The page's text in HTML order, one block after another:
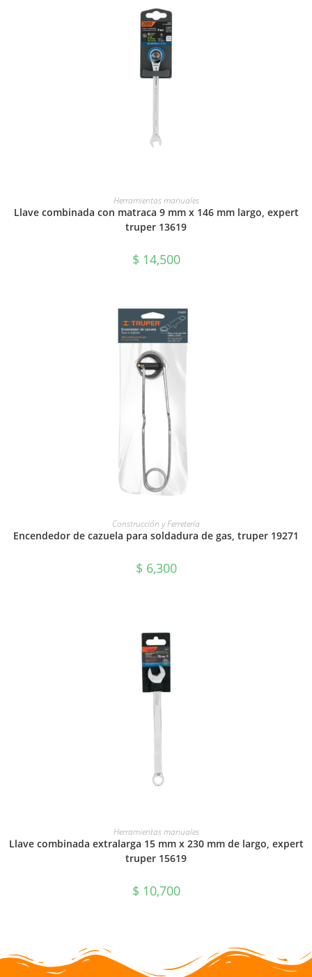
AÑADIR AL CARRITO
Herramientas manuales
Llave combinada con matraca 9 mm x 146 mm largo, expert
truper 13619
$ 14,500
AÑADIR AL CARRITO
Construcción y Ferretería
Encendedor de cazuela para soldadura de gas, truper 19271
$ 6,300
AÑADIR AL CARRITO
Herramientas manuales
Llave combinada extralarga 15 mm x 230 mm de largo, expert
truper 15619
$ 10,700